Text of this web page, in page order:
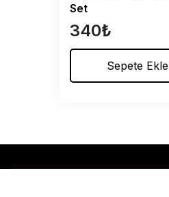
Set
340₺
Sepete Ekle